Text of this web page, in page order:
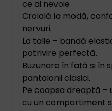
ce ai nevoie
Croială la modă,
nervuri.
La talie – bandă
potrivire perfectă.
Buzunare în față și în
pantalonii clasici.
Pe coapsa dreaptă –
cu un compartiment